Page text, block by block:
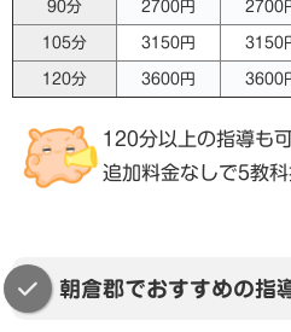
90分 2700円 2700
105分 3150円 3150
120分 3600円 3600
120分以上の指導も可
追加料金なしで5教科
朝倉郡でおすすめの指